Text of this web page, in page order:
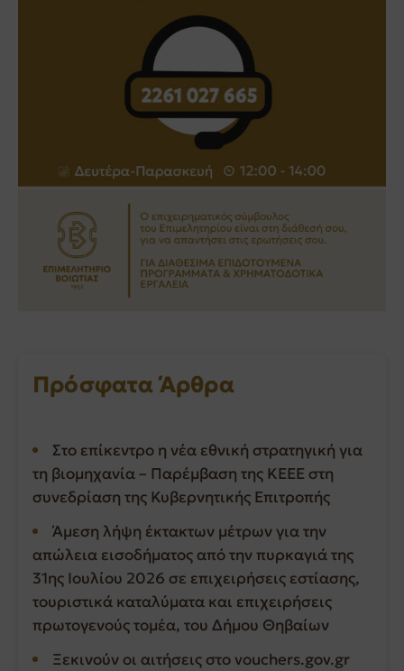
Πρόσφατα Άρθρα
Στο επίκεντρο η νέα εθνική στρατηγική για
τη βιομηχανία – Παρέμβαση της ΚΕΕΕ στη
συνεδρίαση της Κυβερνητικής Επιτροπής
Άμεση λήψη έκτακτων μέτρων για την
απώλεια εισοδήματος από την πυρκαγιά της
31ης Ιουλίου 2026 σε επιχειρήσεις εστίασης,
τουριστικά καταλύματα και επιχειρήσεις
πρωτογενούς τομέα, του Δήμου Θηβαίων
Ξεκινούν οι αιτήσεις στο vouchers.gov.gr